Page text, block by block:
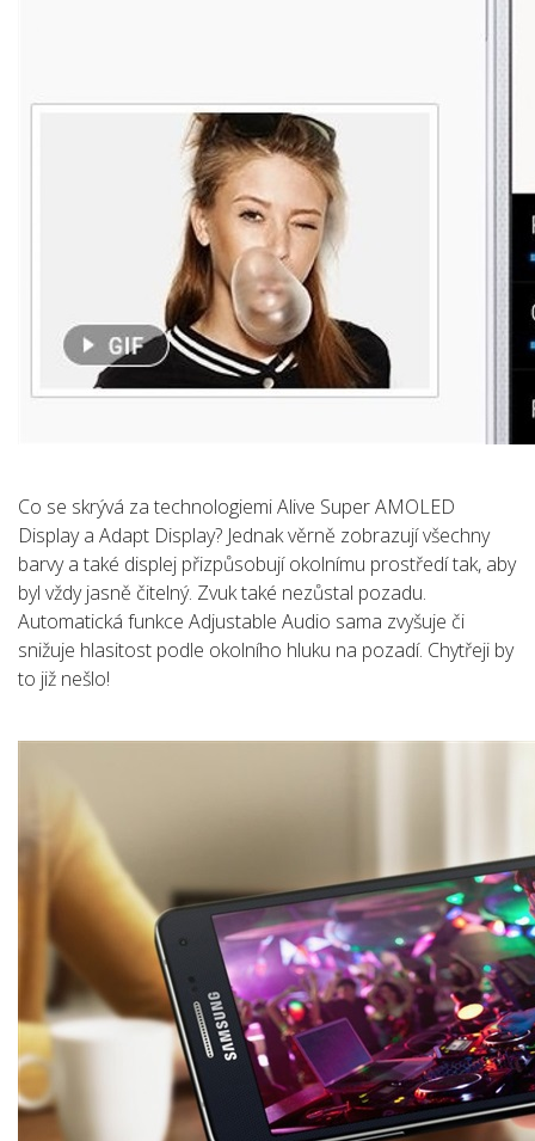
Co se skrývá za technologiemi Alive Super AMOLED
Display a Adapt Display? Jednak věrně zobrazují všechny
barvy a také displej přizpůsobují okolnímu prostředí tak, aby
byl vždy jasně čitelný. Zvuk také nezůstal pozadu.
Automatická funkce Adjustable Audio sama zvyšuje či
snižuje hlasitost podle okolního hluku na pozadí. Chytřeji by
to již nešlo!